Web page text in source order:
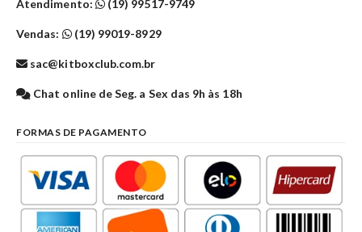
Atendimento: (19) 99517-9749
Vendas: (19) 99019-8929
sac@kitboxclub.com.br
Chat online de Seg. a Sex das 9h às 18h
FORMAS DE PAGAMENTO